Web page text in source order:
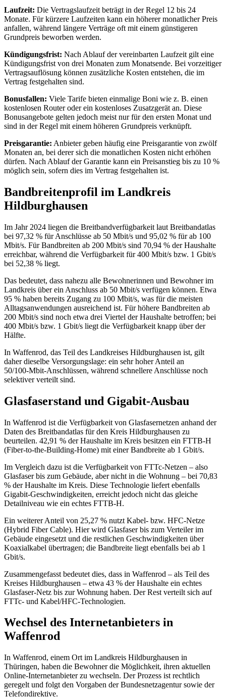
Laufzeit: Die Vertragslaufzeit beträgt in der Regel 12 bis 24
Monate. Für kürzere Laufzeiten kann ein höherer monatlicher Preis
anfallen, während längere Verträge oft mit einem günstigeren
Grundpreis beworben werden.
Kündigungsfrist: Nach Ablauf der vereinbarten Laufzeit gilt eine
Kündigungsfrist von drei Monaten zum Monatsende. Bei vorzeitiger
Vertragsauflösung können zusätzliche Kosten entstehen, die im
Vertrag festgehalten sind.
Bonusfallen: Viele Tarife bieten einmalige Boni wie z. B. einen
kostenlosen Router oder ein kostenloses Zusatzgerät an. Diese
Bonusangebote gelten jedoch meist nur für den ersten Monat und
sind in der Regel mit einem höheren Grundpreis verknüpft.
Preisgarantie: Anbieter geben häufig eine Preisgarantie von zwölf
Monaten an, bei derer sich die monatlichen Kosten nicht erhöhen
dürfen. Nach Ablauf der Garantie kann ein Preisanstieg bis zu 10 %
möglich sein, sofern dies im Vertrag festgehalten ist.
Bandbreitenprofil im Landkreis
Hildburghausen
Im Jahr 2024 liegen die Breitbandverfügbarkeit laut Breitbandatlas
bei 97,32 % für Anschlüsse ab 50 Mbit/s und 95,02 % für ab 100
Mbit/s. Für Bandbreiten ab 200 Mbit/s sind 70,94 % der Haushalte
erreichbar, während die Verfügbarkeit für 400 Mbit/s bzw. 1 Gbit/s
bei 52,38 % liegt.
Das bedeutet, dass nahezu alle Bewohnerinnen und Bewohner im
Landkreis über ein Anschluss ab 50 Mbit/s verfügen können. Etwa
95 % haben bereits Zugang zu 100 Mbit/s, was für die meisten
Alltagsanwendungen ausreichend ist. Für höhere Bandbreiten ab
200 Mbit/s sind noch etwa drei Viertel der Haushalte betroffen; bei
400 Mbit/s bzw. 1 Gbit/s liegt die Verfügbarkeit knapp über der
Hälfte.
In Waffenrod, das Teil des Landkreises Hildburghausen ist, gilt
daher dieselbe Versorgungslage: ein sehr hoher Anteil an
50/100‑Mbit‑Anschlüssen, während schnellere Anschlüsse noch
selektiver verteilt sind.
Glasfaserstand und Gigabit-Ausbau
In Waffenrod ist die Verfügbarkeit von Glasfasernetzen anhand der
Daten des Breitbandatlas für den Kreis Hildburghausen zu
beurteilen. 42,91 % der Haushalte im Kreis besitzen ein FTTB‑H
(Fiber‑to‑the‑Building‑Home) mit einer Bandbreite ab 1 Gbit/s.
Im Vergleich dazu ist die Verfügbarkeit von FTTc‑Netzen – also
Glasfaser bis zum Gebäude, aber nicht in die Wohnung – bei 70,83
% der Haushalte im Kreis. Diese Technologie liefert ebenfalls
Gigabit‑Geschwindigkeiten, erreicht jedoch nicht das gleiche
Detailniveau wie ein echtes FTTB‑H.
Ein weiterer Anteil von 25,27 % nutzt Kabel‑ bzw. HFC‑Netze
(Hybrid Fiber Cable). Hier wird Glasfaser bis zum Verteiler im
Gebäude eingesetzt und die restlichen Geschwindigkeiten über
Koaxialkabel übertragen; die Bandbreite liegt ebenfalls bei ab 1
Gbit/s.
Zusammengefasst bedeutet dies, dass in Waffenrod – als Teil des
Kreises Hildburghausen – etwa 43 % der Haushalte ein echtes
Glasfaser‑Netz bis zur Wohnung haben. Der Rest verteilt sich auf
FTTc‑ und Kabel/HFC‑Technologien.
Wechsel des Internetanbieters in
Waffenrod
In Waffenrod, einem Ort im Landkreis Hildburghausen in
Thüringen, haben die Bewohner die Möglichkeit, ihren aktuellen
Online-Internetanbieter zu wechseln. Der Prozess ist rechtlich
geregelt und folgt den Vorgaben der Bundesnetzagentur sowie der
Telefondirektive.